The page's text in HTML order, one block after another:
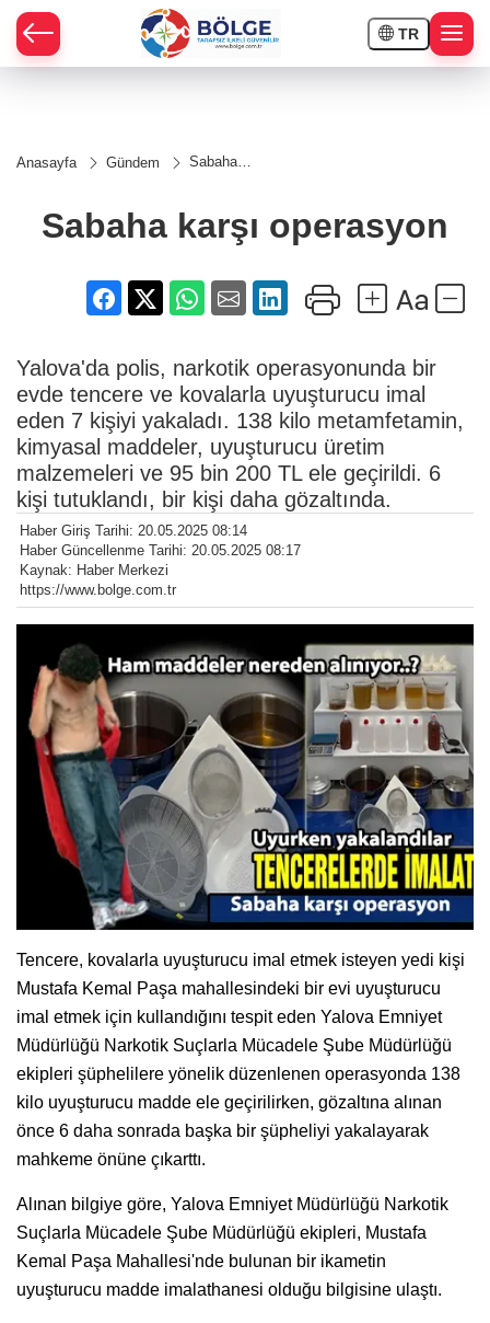
TR
Anasayfa Gündem
Sabaha
Sabaha karşı operasyon
Yalova'da polis, narkotik operasyonunda bir
evde tencere ve kovalarla uyuşturucu imal
eden 7 kişiyi yakaladı. 138 kilo metamfetamin,
kimyasal maddeler, uyuşturucu üretim
malzemeleri ve 95 bin 200 TL ele geçirildi. 6
kişi tutuklandı, bir kişi daha gözaltında.
Haber Giriş Tarihi: 20.05.2025 08:14
Haber Güncellenme Tarihi: 20.05.2025 08:17
Kaynak: Haber Merkezi
https://www.bolge.com.tr
Tencere, kovalarla uyuşturucu imal etmek isteyen yedi kişi
Mustafa Kemal Paşa mahallesindeki bir evi uyuşturucu
imal etmek için kullandığını tespit eden Yalova Emniyet
Müdürlüğü Narkotik Suçlarla Mücadele Şube Müdürlüğü
ekipleri şüphelilere yönelik düzenlenen operasyonda 138
kilo uyuşturucu madde ele geçirilirken, gözaltına alınan
önce 6 daha sonrada başka bir şüpheliyi yakalayarak
mahkeme önüne çıkarttı.
Alınan bilgiye göre, Yalova Emniyet Müdürlüğü Narkotik
Suçlarla Mücadele Şube Müdürlüğü ekipleri, Mustafa
Kemal Paşa Mahallesi'nde bulunan bir ikametin
uyuşturucu madde imalathanesi olduğu bilgisine ulaştı.